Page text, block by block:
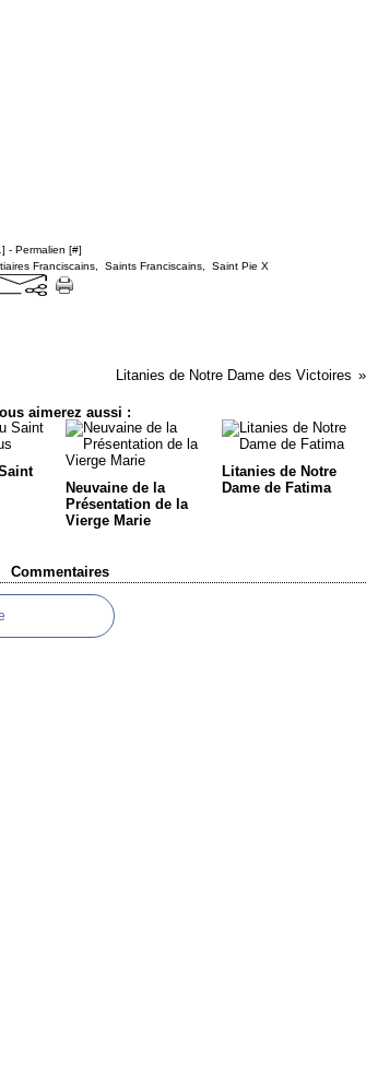
] - Permalien [#]
Franciscains Saints Franciscains Saint Pie X
Litanies de Notre Dame des Victoires
aimerez aussi :
Neuvaine de la
Présentation de la
Vierge Marie
Litanies de Notre
Dame de Fatima
Commentaires